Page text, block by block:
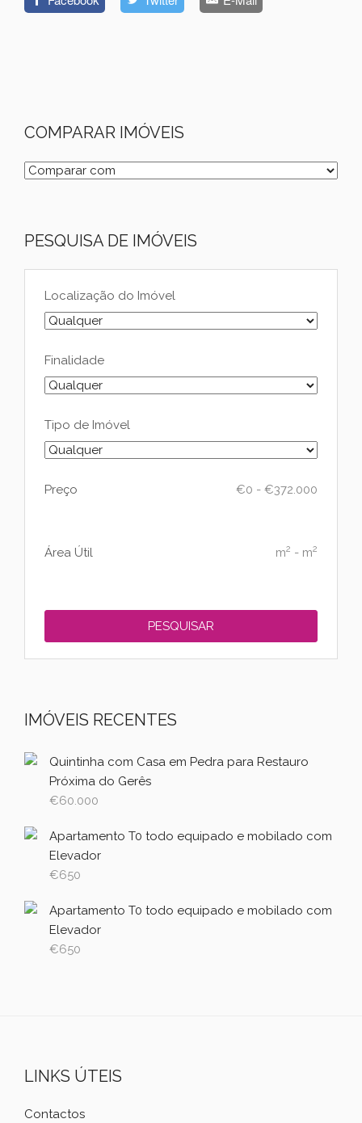
COMPARAR IMÓVEIS
PESQUISA DE IMÓVEIS
Localização do Imóvel
Finalidade
Tipo de Imóvel
Preço €0 - €372.000
Área Útil m2 - m2
IMÓVEIS RECENTES
Quintinha com Casa em Pedra para Restauro
Próxima do Gerês
€60.000
Apartamento T0 todo equipado e mobilado com
Elevador
€650
Apartamento T0 todo equipado e mobilado com
Elevador
€650
LINKS ÚTEIS
Contactos